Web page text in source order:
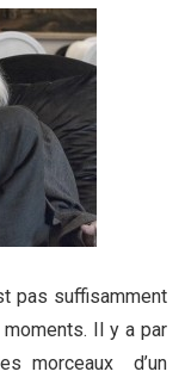
pas suffisamment
Il y a par
morceaux d’un